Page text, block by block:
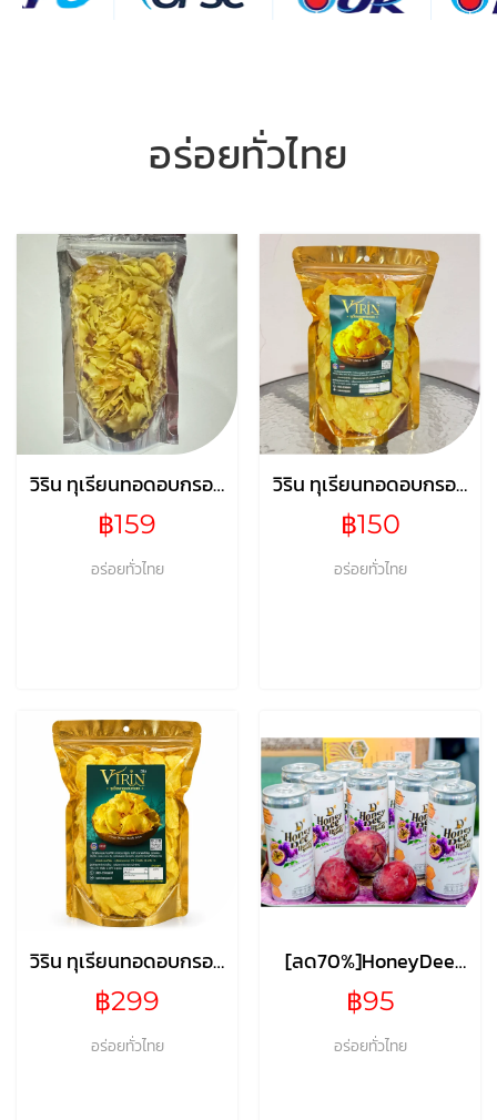
อร่อยทั่วไทย
วิริน ทุเรียนทอดอบกรอบ
เกรดC ขนาด100กรัม*2
฿159
อร่อยทั่วไทย
วิริน ทุเรียนทอดอบกรอบ
เกรดA ขนาด100กรัม
฿150
อร่อยทั่วไทย
วิริน ทุเรียนทอดอบกรอบ
เกรดA ขนาด250กรัม
฿299
อร่อยทั่วไทย
[ลด70%]HoneyDee
SODA Passion Fruit
฿95
อร่อยทั่วไทย